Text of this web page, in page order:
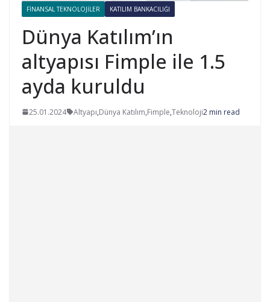
FINANSAL TEKNOLOJILER KATILIM BANKACILIĞI
Dünya Katılım’ın
altyapısı Fimple ile 1.5
ayda kuruldu
25.01.2024 Altyapı,Dünya Katılım,Fimple,Teknoloji2 min read